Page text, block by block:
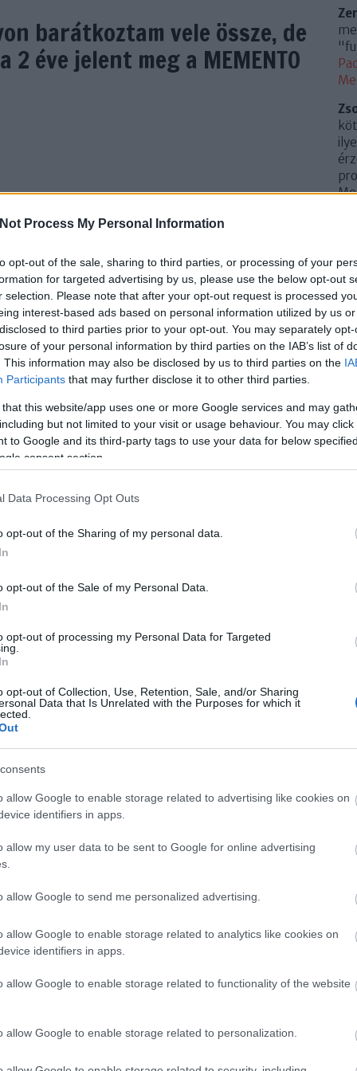
Process My Personal Information
opt-out of the sale, sharing to third parties, or processing of your
for targeted advertising by us, please use the below opt-out
selection. Please note that after your opt-out request is processed
interest-based ads based on personal information utilized by us
to third parties prior to your opt-out. You may separately
of your personal information by third parties on the IAB’s list of
This information may also be disclosed by us to third parties on the
Participants that may further disclose it to other third parties.
that this website/app uses one or more Google services and may
but not limited to your visit or usage behaviour. You may
to Google and its third-party tags to use your data for below
consent section.
Data Processing Opt Outs
opt-out of the Sharing of my personal data.
opt-out of the Sale of my Personal Data.
opt-out of processing my Personal Data for Targeted
opt-out of Collection, Use, Retention, Sale, and/or Sharing
Data that Is Unrelated with the Purposes for which it
allow Google to enable storage related to advertising like cookies on
identifiers in apps.
allow my user data to be sent to Google for online advertising
allow Google to send me personalized advertising.
allow Google to enable storage related to analytics like cookies on
identifiers in apps.
allow Google to enable storage related to functionality of the website
allow Google to enable storage related to personalization.
barátkoztam vele össze, de
éve jelent meg a MEMENTO
TOVÁBB
Szólj hozzá!
jubileum 2023 2025 memento mori never let me go
again my cosmos is mine wagging tongue
dont say
good always you speak to me
a Memento Mori.
a Depeche Mode mindmáig utolsó nagylemeze, a
nem...
TOVÁBB
jubileum 2023 2024 memento mori never let me go
again
good always you speak to me
dalszöveg fordítása!
lyrics/album/C154/
.